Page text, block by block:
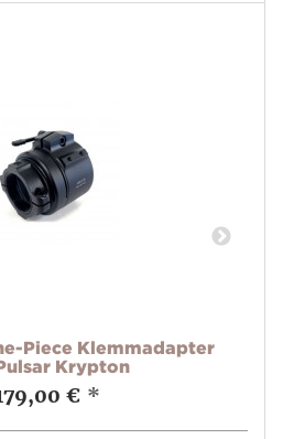
Piece Klemmadapter
Krypton
€ *